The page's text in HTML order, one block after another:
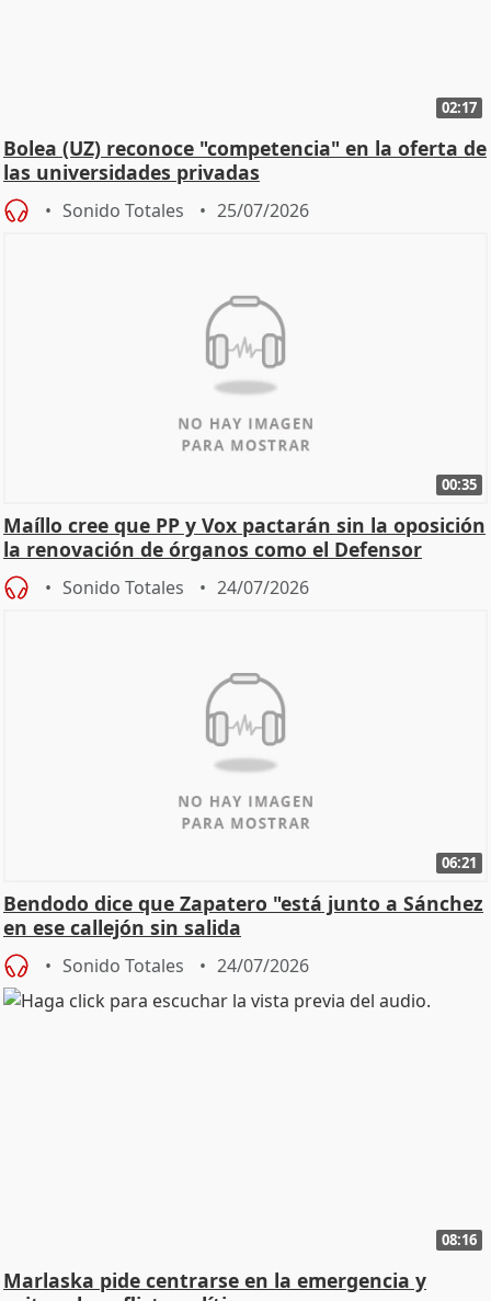
02:17
Bolea (UZ) reconoce "competencia" en la oferta de
las universidades privadas
Sonido Totales 25/07/2026
00:35
Maíllo cree que PP y Vox pactarán sin la oposición
la renovación de órganos como el Defensor
Sonido Totales 24/07/2026
06:21
Bendodo dice que Zapatero "está junto a Sánchez
en ese callejón sin salida
Sonido Totales 24/07/2026
08:16
Marlaska pide centrarse en la emergencia y